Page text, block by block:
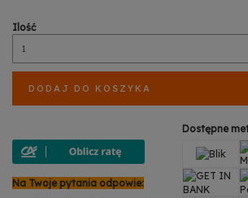
Ilość
DODAJ DO KOSZYKA
Na Twoje pytania odpowie:
Dostępne